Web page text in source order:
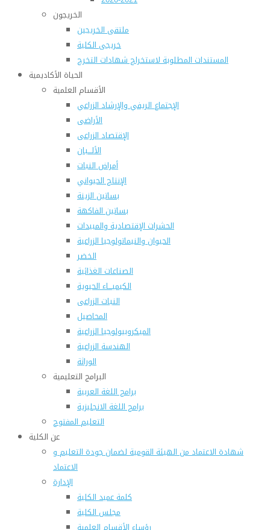
الخريجون
ملتقى الخريجين
خريجى الكلية
المستندات المطلوبة لاستخراج شهادات التخرج
الحياة الأكاديمية
الأقسام العلمية
الإجتماع الريفي والإرشاد الزراعي
الأراضى
الإقتصاد الزراعى
الألـــبان
أمراض النبات
الإنتاج الحيواني
بساتين الزينة
بساتين الفاكهة
الحشرات الإقتصادية والمبيدات
الحيوان والنيماتولوجيا الزراعية
الخضر
الصناعات الغذائية
الكيميـــاء الحيوية
النبات الزراعى
المحاصيل
الميكروبيولوجيا الزراعية
الهندسة الزراعية
الوراثة
البرامج التعليمية
برامج اللغة العربية
برامج اللغة الانجليزية
التعليم المفتوح
عن الكلية
شهادة الاعتماد من الهيئة القومية لضمان جودة التعليم و
الاعتماد
الإدارة
كلمة عميد الكلية
مجلس الكلية